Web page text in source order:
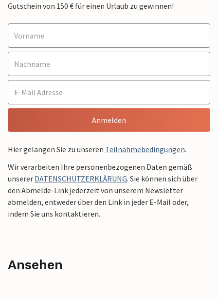
Gutschein von 150 € für einen Urlaub zu gewinnen!
Anmelden
Hier gelangen Sie zu unseren Teilnahmebedingungen.
Wir verarbeiten Ihre personenbezogenen Daten gemäß
unserer DATENSCHUTZERKLÄRUNG. Sie können sich über
den Abmelde-Link jederzeit von unserem Newsletter
abmelden, entweder über den Link in jeder E-Mail oder,
indem Sie uns kontaktieren.
Ansehen